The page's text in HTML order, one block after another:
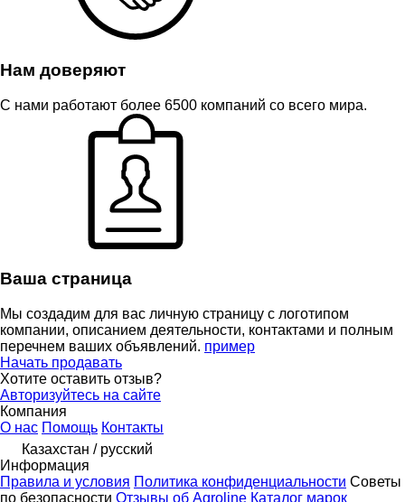
Нам доверяют
С нами работают более 6500 компаний со всего мира.
Ваша страница
Мы создадим для вас личную страницу с логотипом
компании, описанием деятельности, контактами и полным
перечнем ваших объявлений. пример
Начать продавать
Хотите оставить отзыв?
Авторизуйтесь на сайте
Компания
О нас Помощь Контакты
Казахстан / русский
Информация
Правила и условия Политика конфиденциальности Советы
по безопасности Отзывы об Agroline Каталог марок